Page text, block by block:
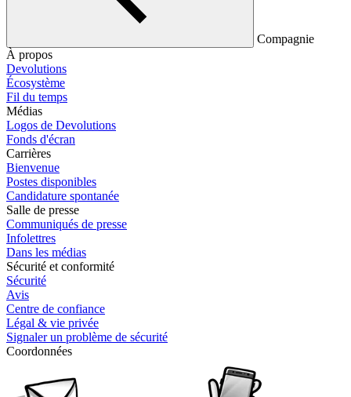
Compagnie
À propos
Devolutions
Écosystème
Fil du temps
Médias
Logos de Devolutions
Fonds d'écran
Carrières
Bienvenue
Postes disponibles
Candidature spontanée
Salle de presse
Communiqués de presse
Infolettres
Dans les médias
Sécurité et conformité
Sécurité
Avis
Centre de confiance
Légal & vie privée
Signaler un problème de sécurité
Coordonnées